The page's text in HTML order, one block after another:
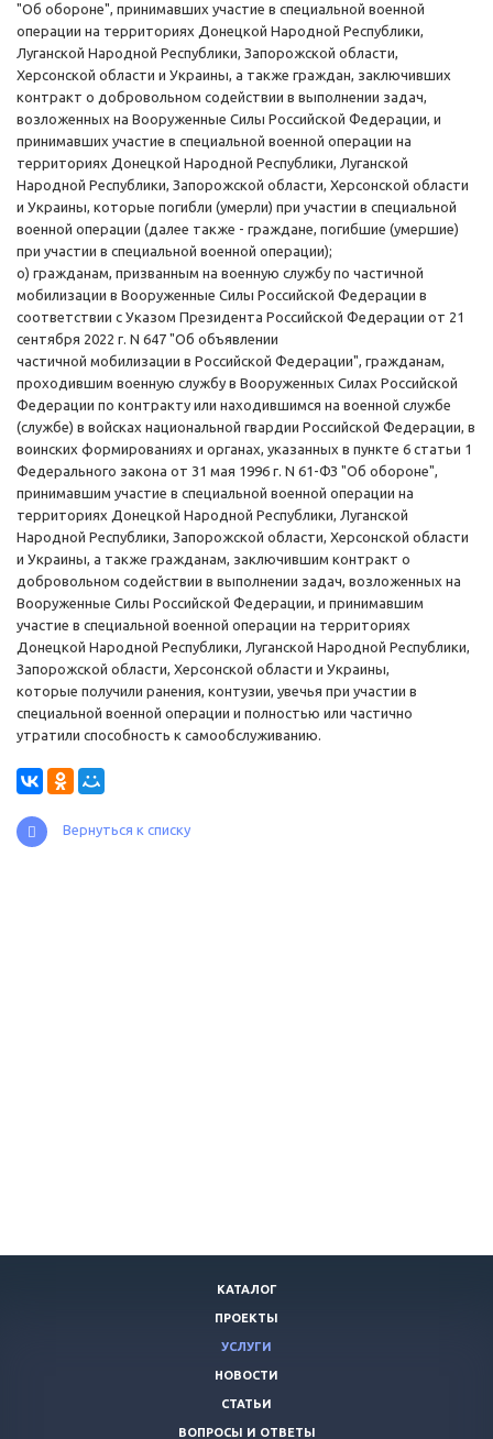
"Об обороне", принимавших участие в специальной военной
операции на территориях Донецкой Народной Республики,
Луганской Народной Республики, Запорожской области,
Херсонской области и Украины, а также граждан, заключивших
контракт о добровольном содействии в выполнении задач,
возложенных на Вооруженные Силы Российской Федерации, и
принимавших участие в специальной военной операции на
территориях Донецкой Народной Республики, Луганской
Народной Республики, Запорожской области, Херсонской области
и Украины, которые погибли (умерли) при участии в специальной
военной операции (далее также - граждане, погибшие (умершие)
при участии в специальной военной операции);
о) гражданам, призванным на военную службу по частичной
мобилизации в Вооруженные Силы Российской Федерации в
соответствии с Указом Президента Российской Федерации от 21
сентября 2022 г. N 647 "Об объявлении
частичной мобилизации в Российской Федерации", гражданам,
проходившим военную службу в Вооруженных Силах Российской
Федерации по контракту или находившимся на военной службе
(службе) в войсках национальной гвардии Российской Федерации, в
воинских формированиях и органах, указанных в пункте 6 статьи 1
Федерального закона от 31 мая 1996 г. N 61-ФЗ "Об обороне",
принимавшим участие в специальной военной операции на
территориях Донецкой Народной Республики, Луганской
Народной Республики, Запорожской области, Херсонской области
и Украины, а также гражданам, заключившим контракт о
добровольном содействии в выполнении задач, возложенных на
Вооруженные Силы Российской Федерации, и принимавшим
участие в специальной военной операции на территориях
Донецкой Народной Республики, Луганской Народной Республики,
Запорожской области, Херсонской области и Украины,
которые получили ранения, контузии, увечья при участии в
специальной военной операции и полностью или частично
утратили способность к самообслуживанию.
Вернуться к списку
КАТАЛОГ
ПРОЕКТЫ
УСЛУГИ
НОВОСТИ
СТАТЬИ
ВОПРОСЫ И ОТВЕТЫ